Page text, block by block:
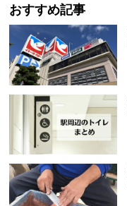
おすすめ記事